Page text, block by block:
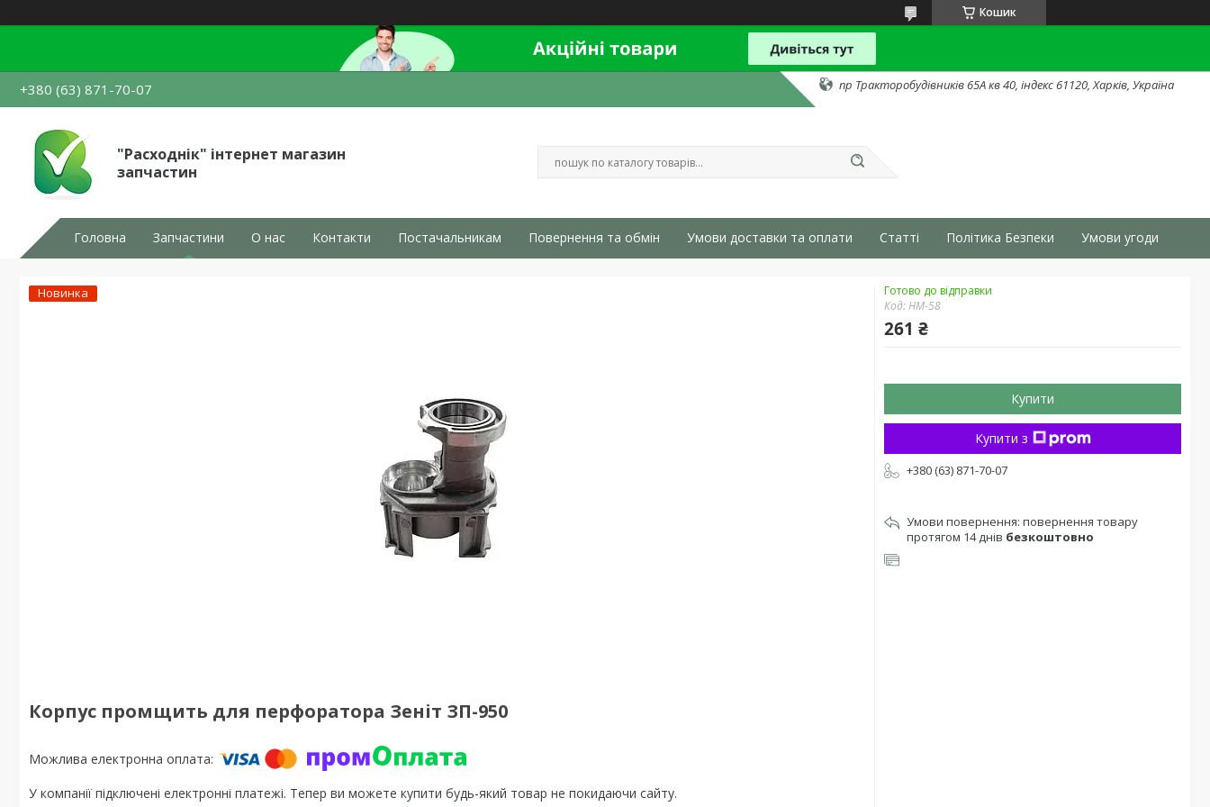
Кошик
+380 (63) 871-70-07 пр Тракторобудівників 65А кв 40, індекс 61120, Харків, Україна
"Расходнік" інтернет магазин
запчастин
Головна Запчастини О нас Контакти Постачальникам Повернення та обмін Умови доставки та оплати Статті Політика Безпеки Умови угоди
Новинка
Корпус промщить для перфоратора Зеніт ЗП-950
У компанії підключені електронні платежі. Тепер ви можете купити будь-який товар не покидаючи сайту.
Готово до відправки
Код:HM-58
261 ₴
Купити
Купити з
+380 (63) 871-70-07
повернення товару
протягом 14 днів безкоштовно